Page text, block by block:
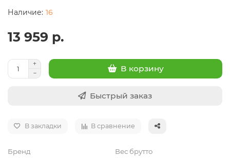
16
13 959 р.
В корзину
Быстрый заказ
В закладки В сравнение
Бренд Вес брутто